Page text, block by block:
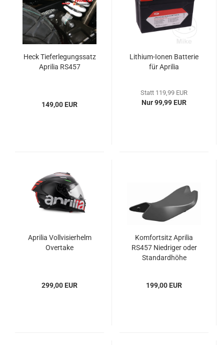
Heck Tieferlegungssatz
Aprilia RS457
149,00 EUR
Lithium-Ionen Batterie
für Aprilia
Statt 119,99 EUR
Nur 99,99 EUR
Aprilia Vollvisierhelm
Overtake
299,00 EUR
Komfortsitz Aprilia
RS457 Niedriger oder
Standardhöhe
199,00 EUR